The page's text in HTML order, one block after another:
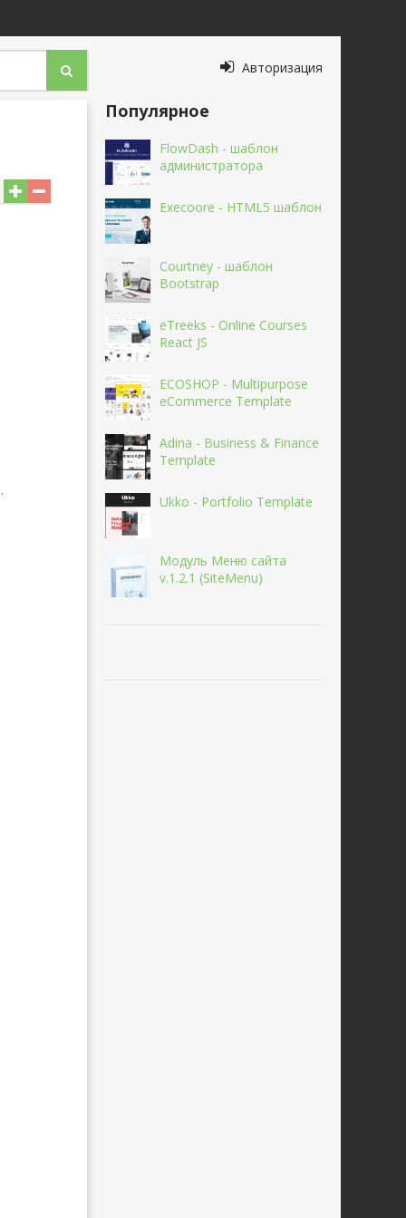
Авторизация
Популярное
FlowDash - шаблон
администратора
Execoore - HTML5 шаблон
Courtney - шаблон
Bootstrap
eTreeks - Online Courses
React JS
ECOSHOP - Multipurpose
eCommerce Template
Adina - Business & Finance
Template
Ukko - Portfolio Template
Модуль Меню сайта
v.1.2.1 (SiteMenu)